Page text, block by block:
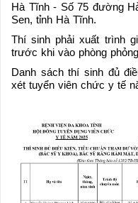
Hà Tĩnh - Số 75 đường
Sen, tỉnh Hà Tĩnh.
Thí sinh phải xuất trình
trước khi vào phòng
Danh sách thí sinh đủ
xét tuyển viên chức y tế